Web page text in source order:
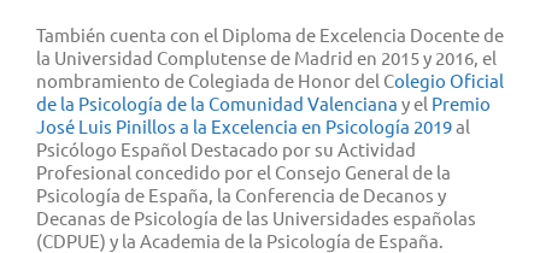
También cuenta con el Diploma de Excelencia Docente de
la Universidad Complutense de Madrid en 2015 y 2016, el
nombramiento de Colegiada de Honor del Colegio Oficial
de la Psicología de la Comunidad Valenciana y el Premio
José Luis Pinillos a la Excelencia en Psicología 2019al
Psicólogo Español Destacado por su Actividad
Profesional concedido por el Consejo General de la
Psicología de España, la Conferencia de Decanos y
Decanas de Psicología de las Universidades españolas
(CDPUE) y la Academia de la Psicología de España.